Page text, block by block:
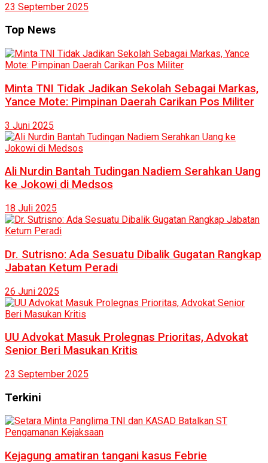
23 September 2025
Top News
Minta TNI Tidak Jadikan Sekolah Sebagai Markas,
Yance Mote: Pimpinan Daerah Carikan Pos Militer
3 Juni 2025
Ali Nurdin Bantah Tudingan Nadiem Serahkan Uang
ke Jokowi di Medsos
18 Juli 2025
Dr. Sutrisno: Ada Sesuatu Dibalik Gugatan Rangkap
Jabatan Ketum Peradi
26 Juni 2025
UU Advokat Masuk Prolegnas Prioritas, Advokat
Senior Beri Masukan Kritis
23 September 2025
Terkini
Kejagung amatiran tangani kasus Febrie